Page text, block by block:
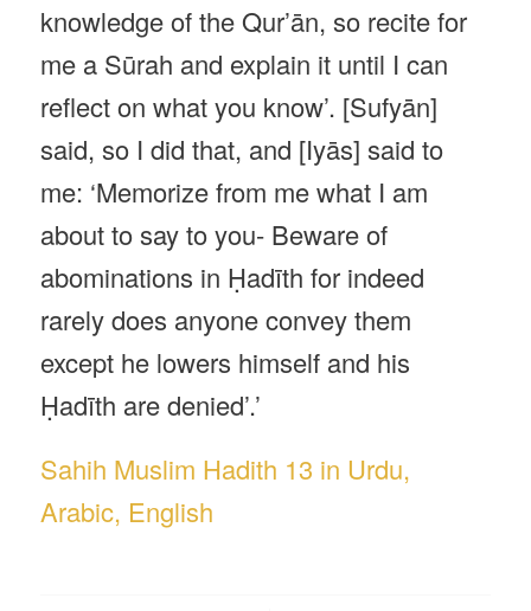
knowledge of the Qur’ān, so recite for
me a Sūrah and explain it until I can
reflect on what you know’. [Sufyān]
said, so I did that, and [Iyās] said to
me: ‘Memorize from me what I am
about to say to you- Beware of
abominations in Ḥadīth for indeed
rarely does anyone convey them
except he lowers himself and his
Ḥadīth are denied’.’
Sahih Muslim Hadith 13 in Urdu,
Arabic, English